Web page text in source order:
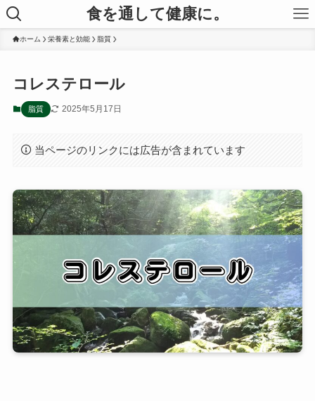
食を通して健康に。
ホーム 栄養素と効能 脂質
コレステロール
脂質 2025年5月17日
当ページのリンクには広告が含まれています